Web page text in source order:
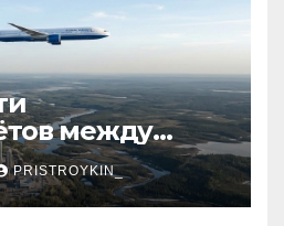
между
частью
PRISTROYKIN_